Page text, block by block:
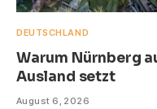
DEUTSCHLAND
Warum Nürnberg
Ausland setzt
August 6, 2026